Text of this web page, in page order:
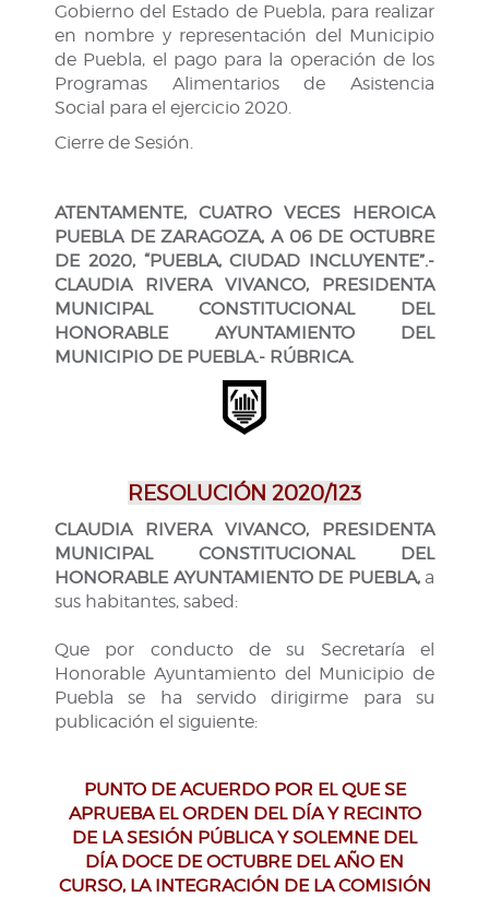
Gobierno del Estado de Puebla, para realizar
en nombre y representación del Municipio
de Puebla, el pago para la operación de los
Programas Alimentarios de Asistencia
Social para el ejercicio 2020.
Cierre de Sesión.
ATENTAMENTE, CUATRO VECES HEROICA
PUEBLA DE ZARAGOZA, A 06 DE OCTUBRE
DE 2020, “PUEBLA, CIUDAD INCLUYENTE”.-
CLAUDIA RIVERA VIVANCO, PRESIDENTA
MUNICIPAL CONSTITUCIONAL DEL
HONORABLE AYUNTAMIENTO DEL
MUNICIPIO DE PUEBLA.- RÚBRICA.
RESOLUCIÓN 2020/123
CLAUDIA RIVERA VIVANCO, PRESIDENTA
MUNICIPAL CONSTITUCIONAL DEL
HONORABLE AYUNTAMIENTO DE PUEBLA, a
sus habitantes, sabed:
Que por conducto de su Secretaría el
Honorable Ayuntamiento del Municipio de
Puebla se ha servido dirigirme para su
publicación el siguiente:
PUNTO DE ACUERDO POR EL QUE SE
APRUEBA EL ORDEN DEL DÍA Y RECINTO
DE LA SESIÓN PÚBLICA Y SOLEMNE DEL
DÍA DOCE DE OCTUBRE DEL AÑO EN
CURSO, LA INTEGRACIÓN DE LA COMISIÓN